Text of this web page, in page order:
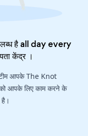
है all day every
केंद्र।
टीम आपके The Knot
आपके लिए काम करने के